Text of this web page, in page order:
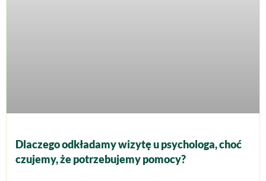
Dlaczego odkładamy wizytę u psychologa, choć
czujemy, że potrzebujemy pomocy?